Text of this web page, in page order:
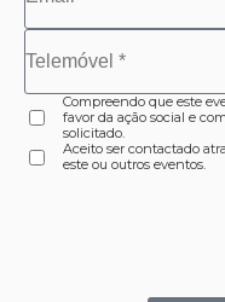
Compreendo que este
favor da ação social e
solicitado.
Aceito ser contactado
este ou outros eventos.